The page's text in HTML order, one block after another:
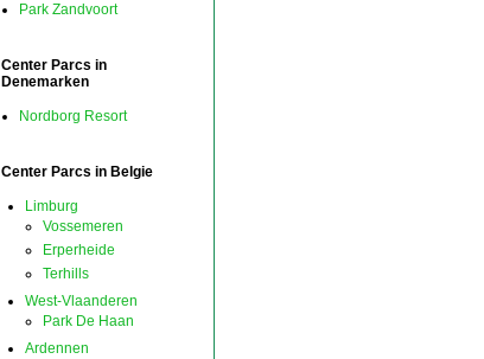
Park Zandvoort
Center Parcs in
Denemarken
Nordborg Resort
Center Parcs in Belgie
Limburg
Vossemeren
Erperheide
Terhills
West-Vlaanderen
Park De Haan
Ardennen